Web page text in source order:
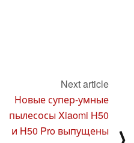
Next article
Новые супер-умные
пылесосы Xiaomi H50
и H50 Pro выпущены